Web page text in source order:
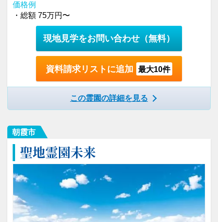
価格例
・総額 75万円〜
現地見学をお問い合わせ （無料）
資料請求リストに追加 最大10件
この霊園の詳細を見る
朝霞市
聖地霊園未来